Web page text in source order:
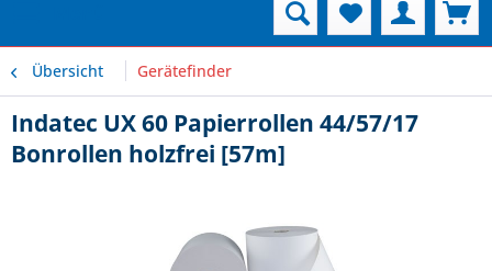
Übersicht Gerätefinder
Indatec UX 60 Papierrollen 44/57/17
Bonrollen holzfrei [57m]